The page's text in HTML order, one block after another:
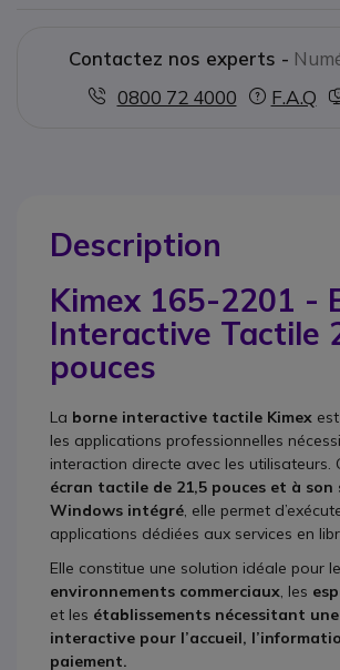
Contactez nos experts -
0800 72 4000
F.A.Q
Description
Kimex 165-2201 -
Interactive Tactile
pouces
La borne interactive tactile Kimex
les applications professionnelles
interaction directe avec les utilisateurs.
écran tactile de 21,5 pouces et à son
Windows intégré , elle permet
applications dédiées aux services en
Elle constitue une solution idéale pour
environnements commerciaux , les
et les établissements nécessitant
interactive pour l’accueil,
paiement.